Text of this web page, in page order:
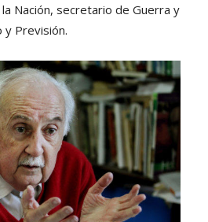
Nación, secretario de Guerra y
Previsión.